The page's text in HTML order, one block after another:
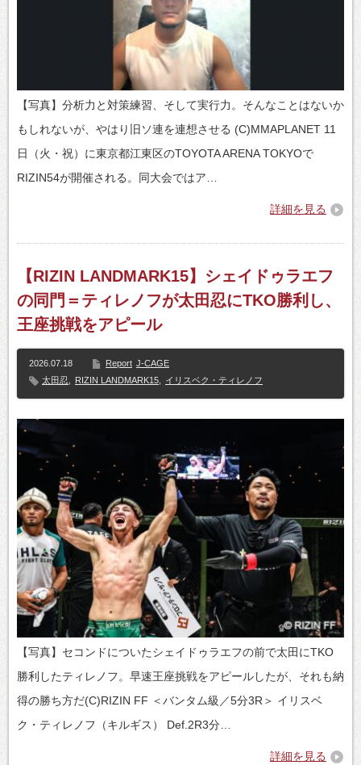
【写真】分析力と対策練習、そして実行力。そんなことはないか
もしれないが、やはり旧ソ連を連想させる (C)MMAPLANET 11
日（火・祝）に東京都江東区のTOYOTA ARENA TOKYOで
RIZIN54が開催される。同大会ではア…
詳細を見る
【RIZIN LANDMARK15】シェイドゥラエフ
の同門＝ティレノフが太田忍にTKO勝利し、
王座挑戦をアピール
2026.07.18 Report J-CAGE
太田忍
RIZIN LANDMARK15 イリスベク・ティレノフ
【写真】セコンドについたシェイドゥラエフの前で太田にTKO
勝利したティレノフ。早速王座挑戦をアピールしたが、それも納
得の勝ち方だ(C)RIZIN FF ＜バンタム級／5分3R＞ イリスベ
ク・ティレノフ（キルギス） Def.2R3分…
詳細を見る